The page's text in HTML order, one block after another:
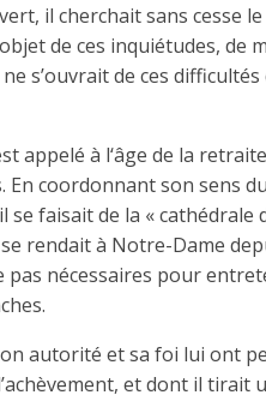
il cherchait sans cesse
de ces inquiétudes, de
s’ouvrait de ces
appelé à l‘âge de la
coordonnant son sens
se faisait de la «
rendait à Notre-Dame
nécessaires pour
autorité et sa foi lui ont
et dont il tirait